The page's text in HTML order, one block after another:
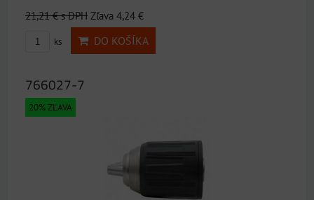
21,21 €s DPH Zľava 4,24 €
ks DO KOŠÍKA
766027-7
20% ZĽAVA